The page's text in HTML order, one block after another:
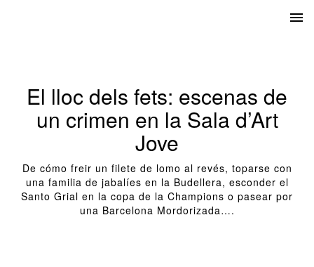
El lloc dels fets: escenas de
un crimen en la Sala d’Art
Jove
De cómo freir un filete de lomo al revés, toparse con
una familia de jabalíes en la Budellera, esconder el
Santo Grial en la copa de la Champions o pasear por
una Barcelona Mordorizada….